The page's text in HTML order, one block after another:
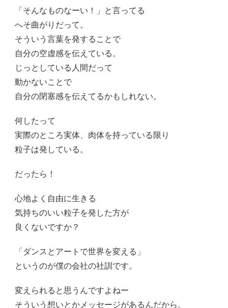
「そんなものなーい！」と言ってる
へそ曲がりだって。
そういう言葉を発することで
自分の空虚感を伝えている。
じっとしている人間だって
動かないことで
自分の閉塞感を伝えてるかもしれない。
何したって
実際のところ実体、肉体を持っている限り
粒子は発している。
だったら！
心地よく自由に生きる
気持ちのいい粒子を発した方が
良くないですか？
「ダンスとアートで世界を変える」
というのが僕の会社の社訓です。
変えられると思うんですよねー
そういう想いとかメッセージがあるんだから。